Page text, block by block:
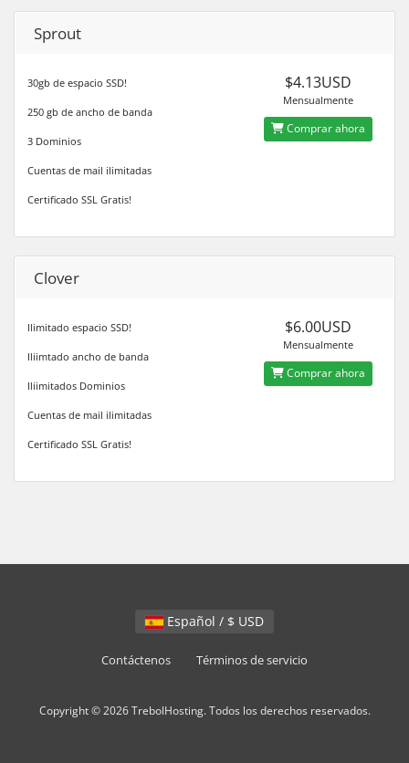
Sprout
30gb de espacio SSD!
250 gb de ancho de banda
3 Dominios
Cuentas de mail ilimitadas
Certificado SSL Gratis!
$4.13USD
Mensualmente
Comprar ahora
Clover
Ilimitado espacio SSD!
Iliimtado ancho de banda
Iliimitados Dominios
Cuentas de mail ilimitadas
Certificado SSL Gratis!
$6.00USD
Mensualmente
Comprar ahora
Español / $ USD
Contáctenos Términos de servicio
Copyright © 2026 TrebolHosting. Todos los derechos reservados.